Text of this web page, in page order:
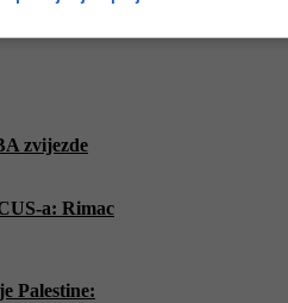
zvijezde
a: Rimac
Palestine: